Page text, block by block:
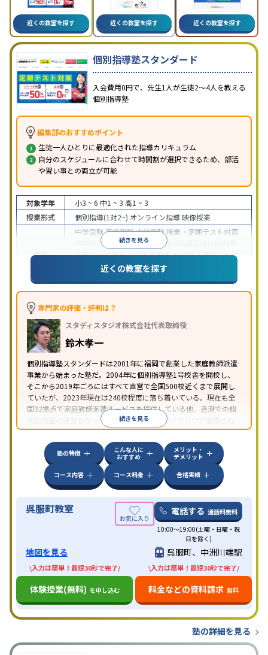
近くの教室を探す 近くの教室を探す 近くの教室を探す
個別指導塾スタンダード
入会費用0円で、先生1人が生徒2〜4人を教える
個別指導塾
編集部のおすすめポイント
生徒一人ひとりに最適化された指導カリキュラム
自分のスケジュールに合わせて時間割が選択できるため、部活
や習い事との両立が可能
続きを見る
対象学年 小3 ~ 6 中1 ~ 3 高1 ~ 3
授業形式
個別指導(1対2~) オンライン指導映像授業
目的
中学受験高校受験大学受験 授業・定期テスト対策
内申点対策
学習習慣の定着
総合型選抜(旧AO)対策
推薦入試対策国公立大対策私大対策共通テスト対
英検(英語検定)対策漢検(漢字検定)対策
特徴
中高一貫校生に対応授業の振替可能不登校生に対
応
学習にPC・タブレットを利用
科目から受講可能
り
近くの教室を探す
専門家の評価・評判は？
スタディスタジオ株式会社代表取締役
鈴木孝一
個別指導塾スタンダードは2001年に福岡で創業した家庭教師派遣
事業から始まった塾だ。2004年に個別指導塾1号校舎を開校し、
そこから2019年ごろにはすべて直営で全国500校近くまで展開し
ていたが、2023年現在は240校程度に落ち着いている。現在も全
国32拠点で家庭教師派遣サービスを提供している他、香港での個
別指導塾の運営も行っており、汎用的な指導ノウハウが蓄積され
ていることが伺える。
続きを見る
塾の特徴
こんな人に
おすすめ
メリット・
デメリット
コース内容
コース料金 合格実績
呉服町教室 電話する 通話料無料
10:00～19:00(土曜・日曜・祝
日を除く)
地図を見る 呉服町、中洲川端駅
\入力は簡単！最短30秒で完了/
体験授業(無料) を申し込む
\入力は簡単！最短30秒で完了/
料金などの資料請求 無料
塾の詳細を見る